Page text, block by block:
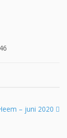
– juni 2020